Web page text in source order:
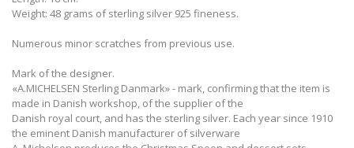
Weight: 48 grams of sterling silver 925 fineness.
Numerous minor scratches from previous use.
Mark of the designer.
«A.MICHELSEN Sterling Danmark» - mark, confirming that the item is
made in Danish workshop, of the supplier of the
Danish royal court, and has the sterling silver. Each year since 1910
the eminent Danish manufacturer of silverware